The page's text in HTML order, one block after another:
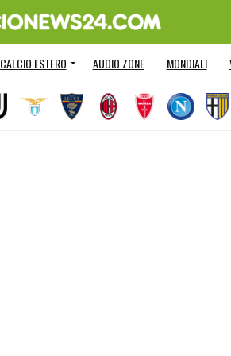
CALCIO ESTERO AUDIO ZONE MONDIALI